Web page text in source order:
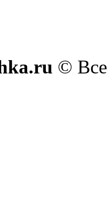
© Все